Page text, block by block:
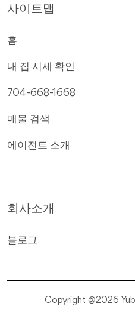
사이트맵
홈
내 집 시세 확인
704-668-1668
매물 검색
에이전트 소개
회사소개
블로그
Copyright @2026